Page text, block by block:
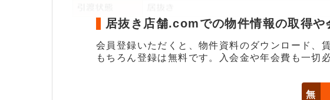
居抜き店舗.comでの物件情報の取得や
会員登録いただくと、物件資料のダウンロード、
もちろん登録は無料です。入会金や年会費も一切
無